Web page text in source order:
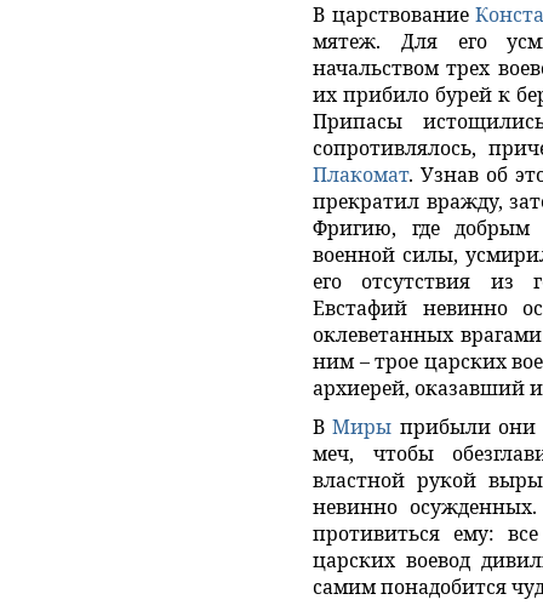
В царствование
мятеж. Для его
начальством трех
их прибило бурей к
Припасы
сопротивлялось,
Плакомат. Узнав об
прекратил вражду,
Фригию, где добрым
военной силы,
его отсутствия из
Евстафий невинно
оклеветанных
ним – трое царских
архиерей, оказавший
ВМиры прибыли они
меч, чтобы
властной рукой
невинно
противиться ему:
царских воевод
самим понадобится